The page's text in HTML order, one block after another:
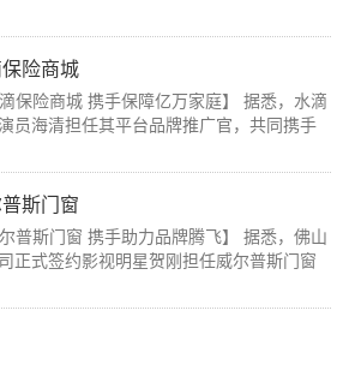
险商城
保险商城 携手保障亿万家庭】 据悉，水滴
员海清担任其平台品牌推广官，共同携手
斯门窗
普斯门窗 携手助力品牌腾飞】 据悉，佛山
正式签约影视明星贺刚担任威尔普斯门窗